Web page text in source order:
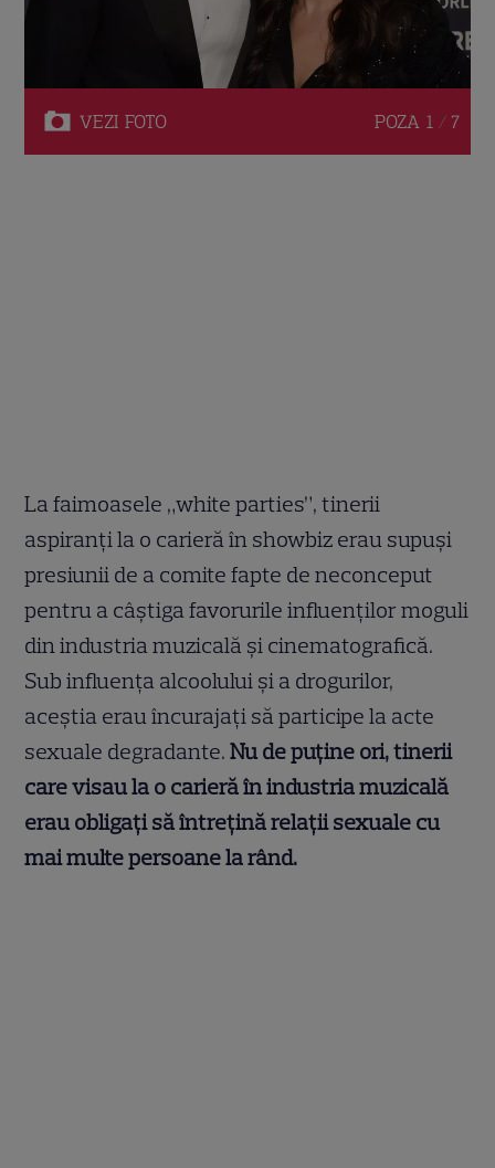
VEZI FOTO POZA 1 / 7
La faimoasele „white parties”, tinerii
aspiranți la o carieră în showbiz erau supuși
presiunii de a comite fapte de neconceput
pentru a câștiga favorurile influenților moguli
din industria muzicală și cinematografică.
Sub influența alcoolului și a drogurilor,
aceștia erau încurajați să participe la acte
sexuale degradante.Nu de puține ori, tinerii
care visau la o carieră în industria muzicală
erau obligați să întrețină relații sexuale cu
mai multe persoane la rând.